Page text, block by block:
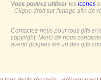
Vous pouvez utiliser les icones
- Clique droit sur l'image afin de
Contactez-nous pour tous gifs et
copyright. Merci de nous
avertir (joignez les url des gifs